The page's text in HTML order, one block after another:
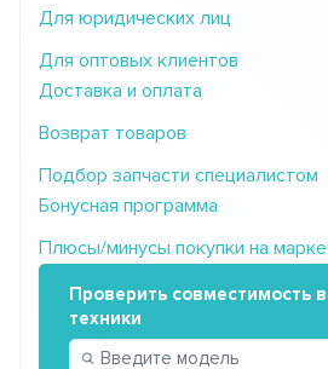
Для юридических лиц
Для оптовых клиентов
Доставка и оплата
Возврат товаров
Подбор запчасти специалистом
Бонусная программа
Плюсы/минусы покупки на
Проверить совместимость
техники